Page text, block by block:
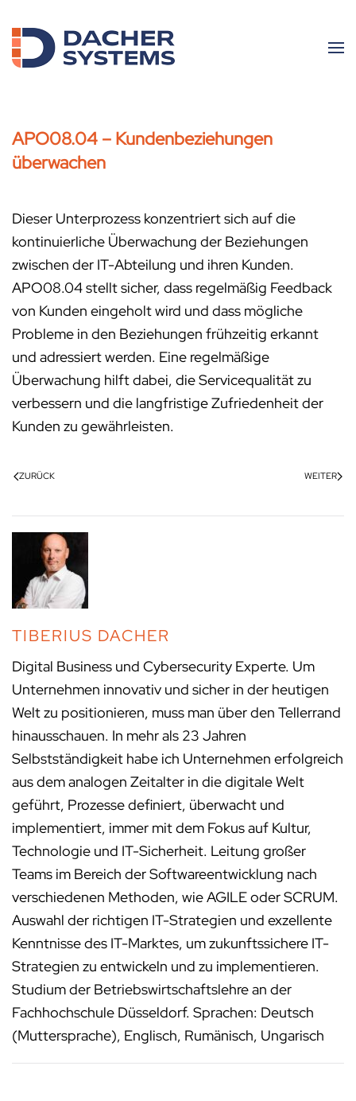
Skip to main content
APO08.04 – Kundenbeziehungen
überwachen
Dieser Unterprozess konzentriert sich auf die
kontinuierliche Überwachung der Beziehungen
zwischen der IT-Abteilung und ihren Kunden.
APO08.04 stellt sicher, dass regelmäßig Feedback
von Kunden eingeholt wird und dass mögliche
Probleme in den Beziehungen frühzeitig erkannt
und adressiert werden. Eine regelmäßige
Überwachung hilft dabei, die Servicequalität zu
verbessern und die langfristige Zufriedenheit der
Kunden zu gewährleisten.
ZURÜCK WEITER
TIBERIUS DACHER
Digital Business und Cybersecurity Experte. Um
Unternehmen innovativ und sicher in der heutigen
Welt zu positionieren, muss man über den Tellerrand
hinausschauen. In mehr als 23 Jahren
Selbstständigkeit habe ich Unternehmen erfolgreich
aus dem analogen Zeitalter in die digitale Welt
geführt, Prozesse definiert, überwacht und
implementiert, immer mit dem Fokus auf Kultur,
Technologie und IT-Sicherheit. Leitung großer
Teams im Bereich der Softwareentwicklung nach
verschiedenen Methoden, wie AGILE oder SCRUM.
Auswahl der richtigen IT-Strategien und exzellente
Kenntnisse des IT-Marktes, um zukunftssichere IT-
Strategien zu entwickeln und zu implementieren.
Studium der Betriebswirtschaftslehre an der
Fachhochschule Düsseldorf. Sprachen: Deutsch
(Muttersprache), Englisch, Rumänisch, Ungarisch